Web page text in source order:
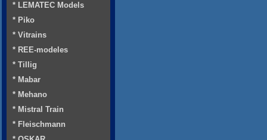
* LEMATEC Models
* Piko
* Vitrains
* REE-modeles
* Tillig
* Mabar
* Mehano
* Mistral Train
* Fleischmann